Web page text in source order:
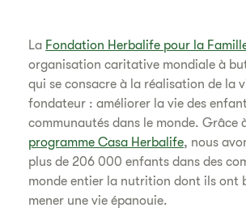
La Fondation Herbalife pour la
organisation caritative mondiale à
qui se consacre à la réalisation de la
fondateur : améliorer la vie des
communautés dans le monde. Grâce
programme Casa Herbalife, nous
plus de 206 000 enfants dans des
monde entier la nutrition dont ils ont
mener une vie épanouie.